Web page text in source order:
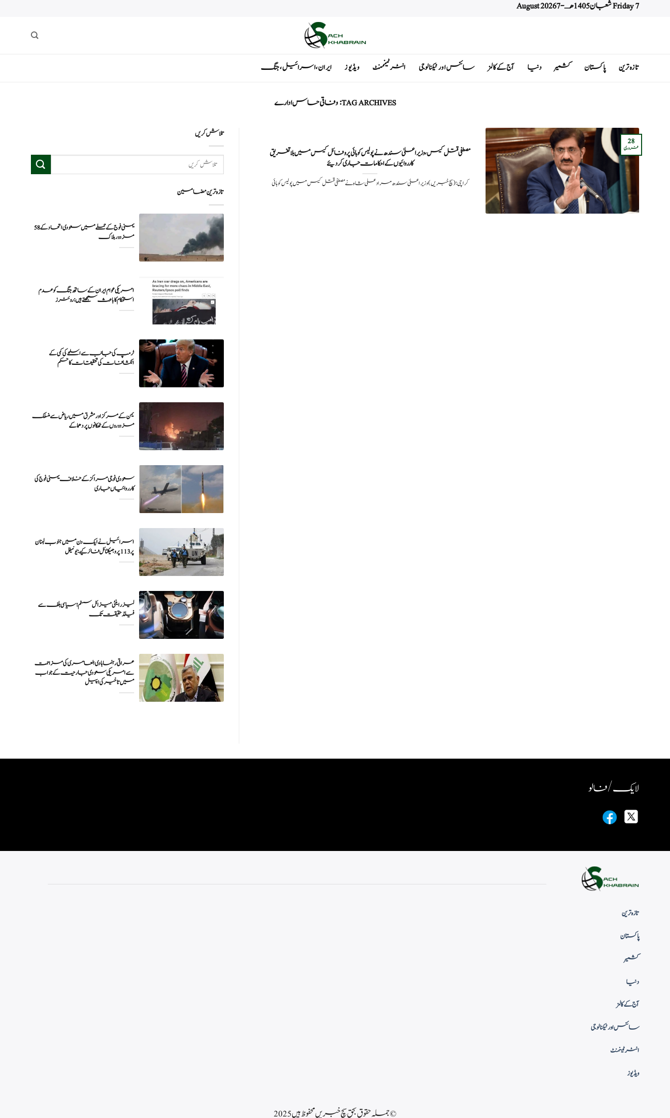
Friday 7 شعبان 1405 هـ - 7 August 2026
تازہ ترین پاکستان کشمیر دنیا آج کے کالمز سائنس اور ٹیکنالوجی انٹرٹینمنٹ ویڈیوز ایران ، اسرائیل ، جنگ
TAG ARCHIVES: وفاقی حساس ادار ے
مصطفی قتل کیس، وزیراعلیٰ سندھ نے پولیس کو ہائی پروفائل کیس میں بلاتفریق
کارروائیوں کے احکامات جاری کردیئے
کراچی: (سچ خبریں) وزیراعلیٰ سندھ مراد علی شاہ نے مصطفی قتل کیس میں پولیس کوہائی
28
فروری
تلاش کریں
تازہ ترین مضامین
یمنی فوج کے حملے میں سعودی اتحاد کے 58
مزدور ہلاک
امریکی عوام ایران کے ساتھ جنگ کو عدم
ٹرمپ کی جانب سے اسلحے کی کمی کے
انکشافات کی تحقیقات کا حکم
یمن کے مرکز اور مشرق میں ریاض سے منسلک
مزدوروں کے ٹھکانوں پر دھماکے
سعودی فوجی مراکز کے خلاف یمنی فوج کی
اسرائیل نے ایک دن میں جنوب لبنان
پر 113 پروجیکٹائل فائر کیے: یونیفل
لیزر اینٹی میزائل سسٹم؛ سیاسی بلف سے
فیلڈ حقیقت تک
عراقی رہنما ہادی العامری کی مزاحمت
سے امریکی سعودی جارحیت کے جواب
میں تاخیر کی اپیل
لایک / فالو
تازہ ترین
پاکستان
کشمیر
دنیا
آج کے کالمز
سائنس اور ٹیکنالوجی
انٹرٹینمنٹ
ویڈیوز
© جملہ حقوق بحق سچ خبریں محفوظ ہیں 2025